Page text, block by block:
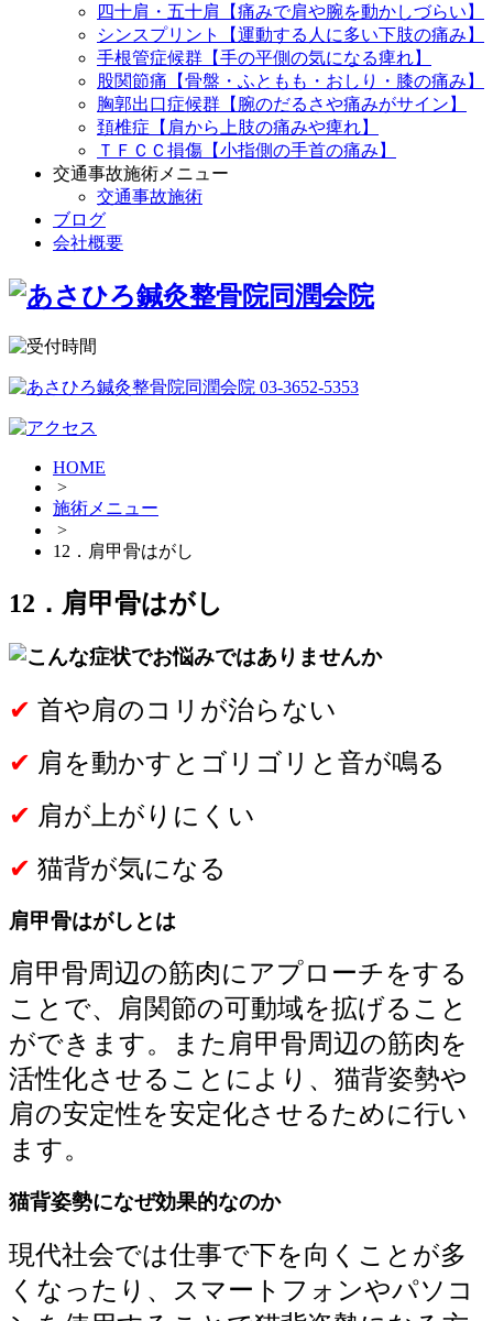
四十肩・五十肩【痛みで肩や腕を動かしづらい】
シンスプリント【運動する人に多い下肢の痛み】
手根管症候群【手の平側の気になる痺れ】
股関節痛【骨盤・ふともも・おしり・膝の痛み】
胸郭出口症候群【腕のだるさや痛みがサイン】
頚椎症【肩から上肢の痛みや痺れ】
ＴＦＣＣ損傷【小指側の手首の痛み】
交通事故施術メニュー
交通事故施術
ブログ
会社概要
HOME
>
施術メニュー
>
12．肩甲骨はがし
12．肩甲骨はがし
✔ 首や肩のコリが治らない
✔ 肩を動かすとゴリゴリと音が鳴る
✔ 肩が上がりにくい
✔ 猫背が気になる
肩甲骨はがしとは
肩甲骨周辺の筋肉にアプローチをする
ことで、肩関節の可動域を拡げること
ができます。また肩甲骨周辺の筋肉を
活性化させることにより、猫背姿勢や
肩の安定性を安定化させるために行い
ます。
猫背姿勢になぜ効果的なのか
現代社会では仕事で下を向くことが多
くなったり、スマートフォンやパソコ